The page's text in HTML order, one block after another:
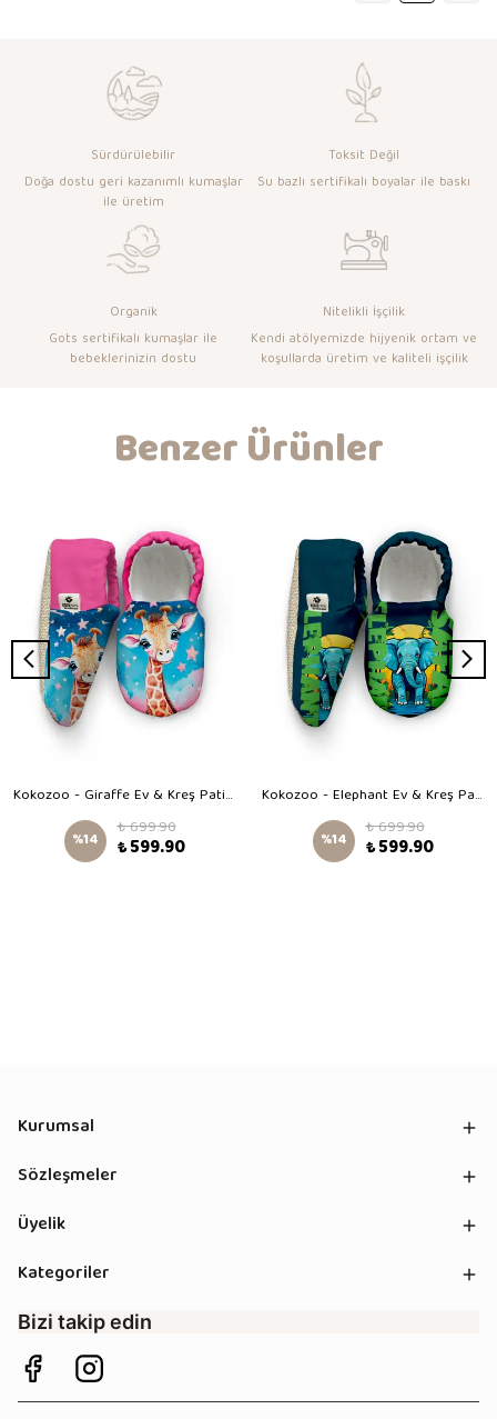
Sürdürülebilir
Doğa dostu geri kazanımlı kumaşlar
ile üretim
Toksit Değil
Su bazlı sertifikalı boyalar ile baskı
Organik
Gots sertifikalı kumaşlar ile
bebeklerinizin dostu
Nitelikli İşçilik
Kendi atölyemizde hijyenik ortam ve
koşullarda üretim ve kaliteli işçilik
Benzer Ürünler
Kokozoo - Giraffe Ev & Kreş Patiği
%14 ₺ 699.90
₺ 599.90
Kokozoo - Elephant Ev & Kreş Patiği
%14 ₺ 699.90
₺ 599.90
Kurumsal
Sözleşmeler
Üyelik
Kategoriler
Bizi takip edin